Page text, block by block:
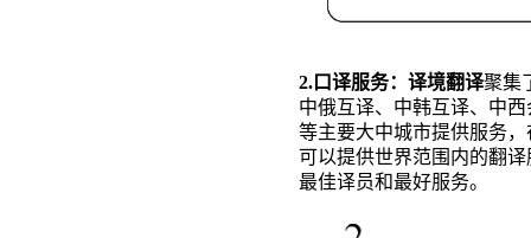
2.口译服务：译境翻译聚集
中俄互译、中韩互译、中
等主要大中城市提供服务
可以提供世界范围内的翻
最佳译员和最好服务。